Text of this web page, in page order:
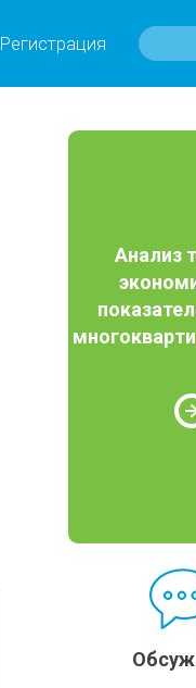
Регистрация
Анализ